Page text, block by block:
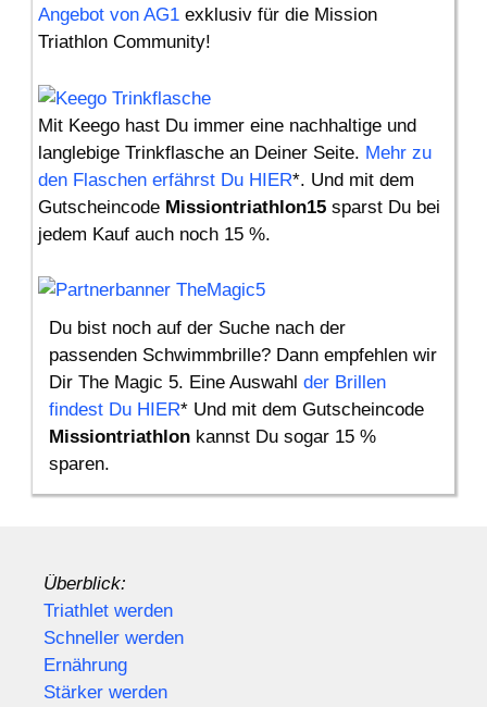
Angebot von AG1 exklusiv für die Mission
Triathlon Community!
Mit Keego hast Du immer eine nachhaltige und
langlebige Trinkflasche an Deiner Seite. Mehr zu
den Flaschen erfährst Du HIER*. Und mit dem
Gutscheincode Missiontriathlon15 sparst Du bei
jedem Kauf auch noch 15 %.
Du bist noch auf der Suche nach der
passenden Schwimmbrille? Dann empfehlen wir
Dir The Magic 5. Eine Auswahl der Brillen
findest Du HIER* Und mit dem Gutscheincode
Missiontriathlon kannst Du sogar 15 %
sparen.
Überblick:
Triathlet werden
Schneller werden
Ernährung
Stärker werden